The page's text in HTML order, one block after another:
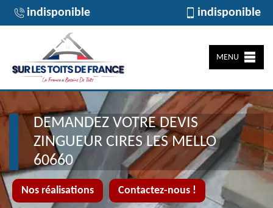
indisponible indisponible
MENU
Nos réalisations Contactez-nous !
DEMANDEZ VOTRE DEVIS
ZINGUEUR CIRES LES MELLO
60660